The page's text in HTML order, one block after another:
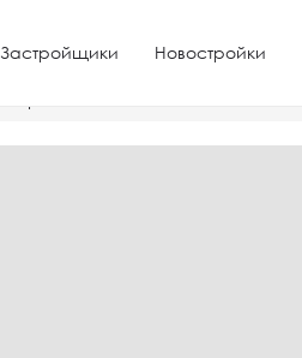
Застройщики Новостройки